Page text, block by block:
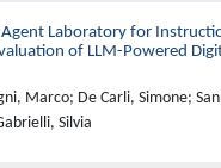
Agent Laboratory for
of LLM-Powered
Marco; De Carli, Simone;
Silvia